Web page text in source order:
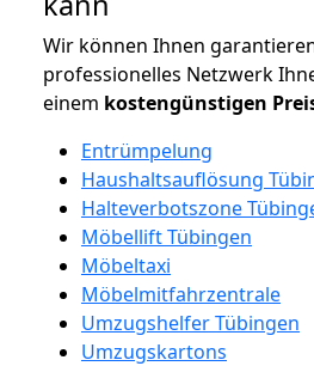
Wir können Ihnen
professionelles Netzwerk
einem kostengünstigen
Entrümpelung
Haushaltsauflösung
Halteverbotszone
Möbellift Tübingen
Möbeltaxi
Möbelmitfahrzentrale
Umzugshelfer Tübingen
Umzugskartons